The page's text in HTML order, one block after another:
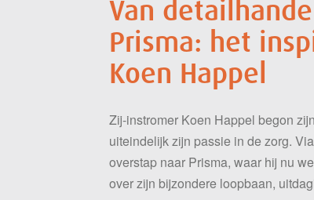
Van
Prisma: het
Koen Happel
Zij-instromer Koen Happel begon
uiteindelijk zijn passie in de zorg.
overstap naar Prisma, waar hij nu
over zijn bijzondere loopbaan,